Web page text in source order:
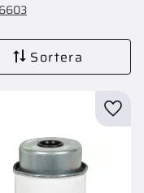
Sortera